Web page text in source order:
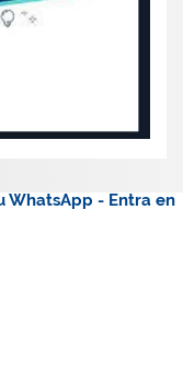
WhatsApp - Entra en